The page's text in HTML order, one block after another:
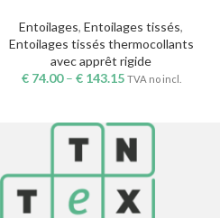
Entoilages, Entoilages tissés,
Entoilages tissés thermocollants
avec apprêt rigide
€74.00– €143.15 TVA no incl.